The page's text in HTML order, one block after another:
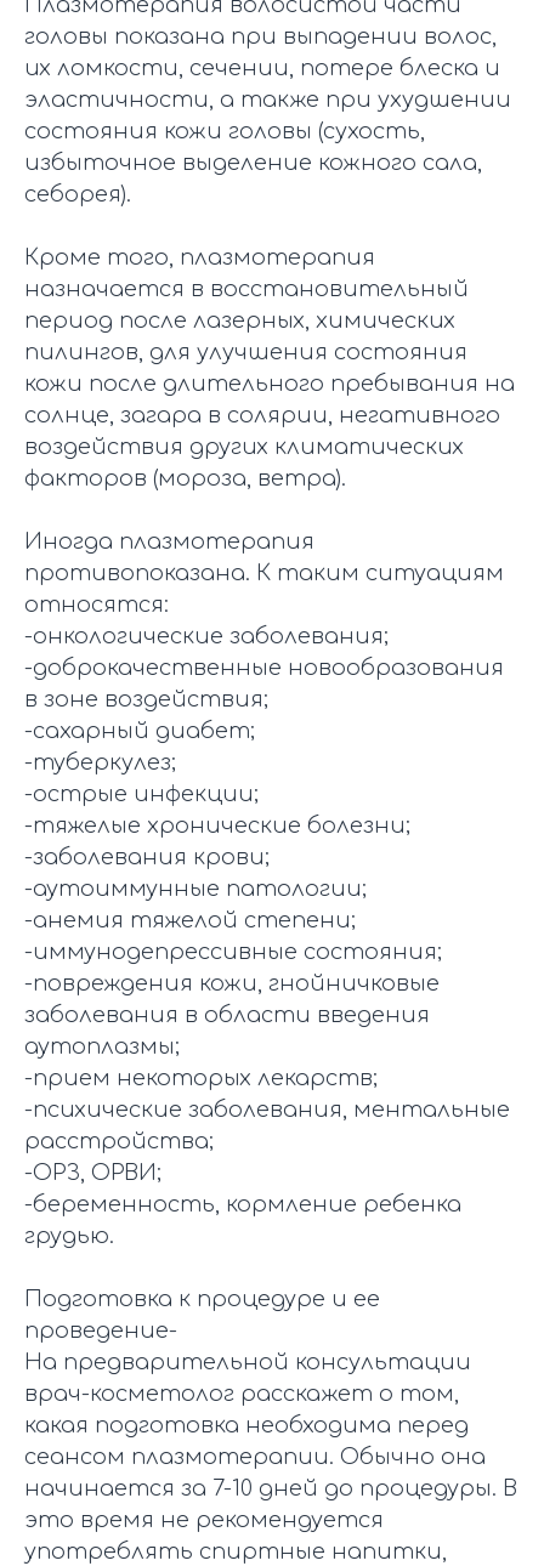
Плазмотерапия волосистой части
головы показана при выпадении волос,
их ломкости, сечении, потере блеска и
эластичности, а также при ухудшении
состояния кожи головы (сухость,
избыточное выделение кожного сала,
себорея).
Кроме того, плазмотерапия
назначается в восстановительный
период после лазерных, химических
пилингов, для улучшения состояния
кожи после длительного пребывания на
солнце, загара в солярии, негативного
воздействия других климатических
факторов (мороза, ветра).
Иногда плазмотерапия
противопоказана. К таким ситуациям
относятся:
-онкологические заболевания;
-доброкачественные новообразования
в зоне воздействия;
-сахарный диабет;
-туберкулез;
-острые инфекции;
-тяжелые хронические болезни;
-заболевания крови;
-аутоиммунные патологии;
-анемия тяжелой степени;
-иммунодепрессивные состояния;
-повреждения кожи, гнойничковые
заболевания в области введения
аутоплазмы;
-прием некоторых лекарств;
-психические заболевания, ментальные
расстройства;
-ОРЗ, ОРВИ;
-беременность, кормление ребенка
грудью.
Подготовка к процедуре и ее
проведение-
На предварительной консультации
врач-косметолог расскажет о том,
какая подготовка необходима перед
сеансом плазмотерапии. Обычно она
начинается за 7-10 дней до процедуры. В
это время не рекомендуется
употреблять спиртные напитки,